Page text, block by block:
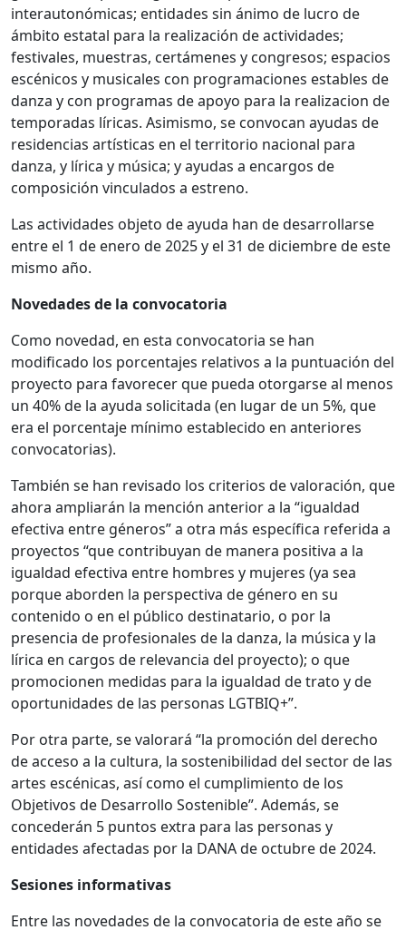
interautonómicas; entidades sin ánimo de lucro de
ámbito estatal para la realización de actividades;
festivales, muestras, certámenes y congresos; espacios
escénicos y musicales con programaciones estables de
danza y con programas de apoyo para la realizacion de
temporadas líricas. Asimismo, se convocan ayudas de
residencias artísticas en el territorio nacional para
danza, y lírica y música; y ayudas a encargos de
composición vinculados a estreno.
Las actividades objeto de ayuda han de desarrollarse
entre el 1 de enero de 2025 y el 31 de diciembre de este
mismo año.
Novedades de la convocatoria
Como novedad, en esta convocatoria se han
modificado los porcentajes relativos a la puntuación del
proyecto para favorecer que pueda otorgarse al menos
un 40% de la ayuda solicitada (en lugar de un 5%, que
era el porcentaje mínimo establecido en anteriores
convocatorias).
También se han revisado los criterios de valoración, que
ahora ampliarán la mención anterior a la “igualdad
efectiva entre géneros” a otra más específica referida a
proyectos “que contribuyan de manera positiva a la
igualdad efectiva entre hombres y mujeres (ya sea
porque aborden la perspectiva de género en su
contenido o en el público destinatario, o por la
presencia de profesionales de la danza, la música y la
lírica en cargos de relevancia del proyecto); o que
promocionen medidas para la igualdad de trato y de
oportunidades de las personas LGTBIQ+”.
Por otra parte, se valorará “la promoción del derecho
de acceso a la cultura, la sostenibilidad del sector de las
artes escénicas, así como el cumplimiento de los
Objetivos de Desarrollo Sostenible”. Además, se
concederán 5 puntos extra para las personas y
entidades afectadas por la DANA de octubre de 2024.
Sesiones informativas
Entre las novedades de la convocatoria de este año se